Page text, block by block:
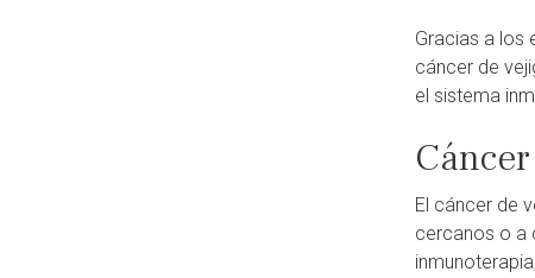
Gracias a los
cáncer de
el sistema
El cáncer de
cercanos o a